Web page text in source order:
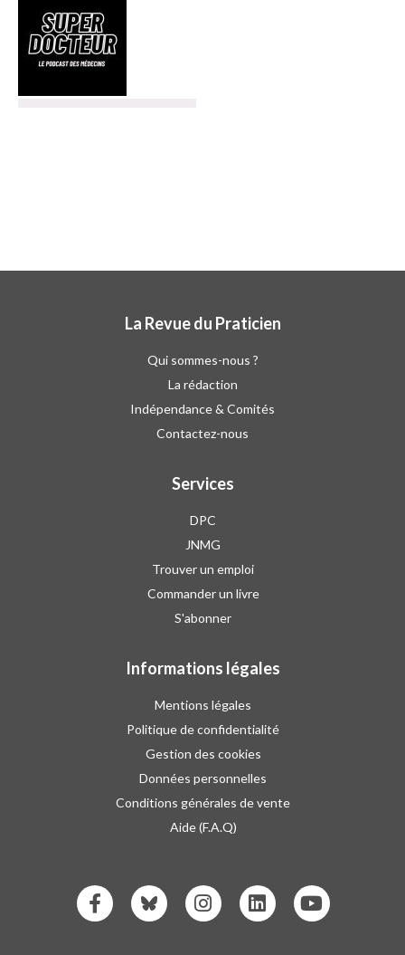
La Revue du Praticien
Qui sommes-nous ?
La rédaction
Indépendance & Comités
Contactez-nous
Services
DPC
JNMG
Trouver un emploi
Commander un livre
S'abonner
Informations légales
Mentions légales
Politique de confidentialité
Gestion des cookies
Données personnelles
Conditions générales de vente
Aide (F.A.Q)